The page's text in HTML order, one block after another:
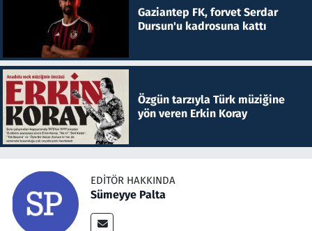
Gaziantep FK, forvet Serdar
Dursun'u kadrosuna kattı
Özgün tarzıyla Türk müziğine
yön veren Erkin Koray
EDITÖR HAKKINDA
Sümeyye Palta